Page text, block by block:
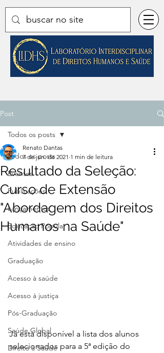
Post
Todos os posts
Eventos
Publicações
Lançamentos
Educação Popular
Atividades de ensino
Graduação
Acesso à saúde
Acesso à justiça
Pós-Graduação
Saúde Global
Direito à Saúde
Todos os posts
Resultado da Seleção:
Curso de Extensão
"Abordagem dos Direitos
Humanos na Saúde"
Renato Dantas
7 de jun. de 2021 1 min de leitura
Já está disponível a lista dos alunos
selecionados para a 5ª edição do